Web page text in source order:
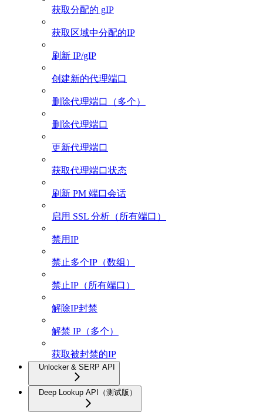
获取分配的 gIP
获取区域中分配的IP
刷新 IP/gIP
创建新的代理端口
删除代理端口（多个）
删除代理端口
更新代理端口
获取代理端口状态
刷新 PM 端口会话
启用 SSL 分析（所有端口）
禁用IP
禁止多个IP（数组）
禁止IP（所有端口）
解除IP封禁
解禁 IP（多个）
获取被封禁的IP
Unlocker & SERP API
Deep Lookup API（测试版）